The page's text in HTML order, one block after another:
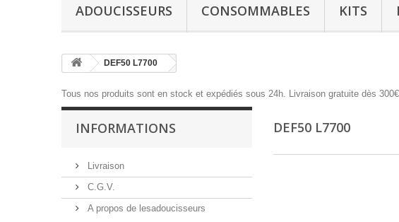
ADOUCISSEURS CONSOMMABLES KITS
DEF50 L7700
Tous nos produits sont en stock et expédiés sous 24h. Livraison gratuite dès
INFORMATIONS
Livraison
C.G.V.
A propos de lesadoucisseurs
DEF50 L7700